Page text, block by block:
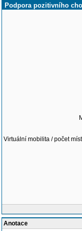
Podpora pozitivního
Virtuální mobilita / počet
Anotace